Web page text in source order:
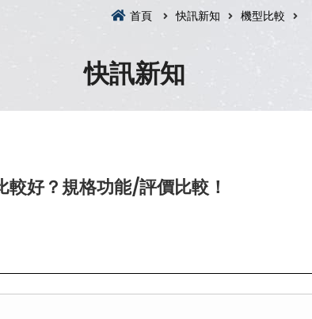
首頁 快訊新知 機型比較
快訊新知
較好？規格功能/評價比較！